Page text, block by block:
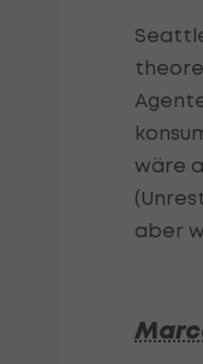
wäre
aber